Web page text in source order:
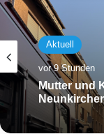
Aktuell
vor 9 Stunden
Mutter und